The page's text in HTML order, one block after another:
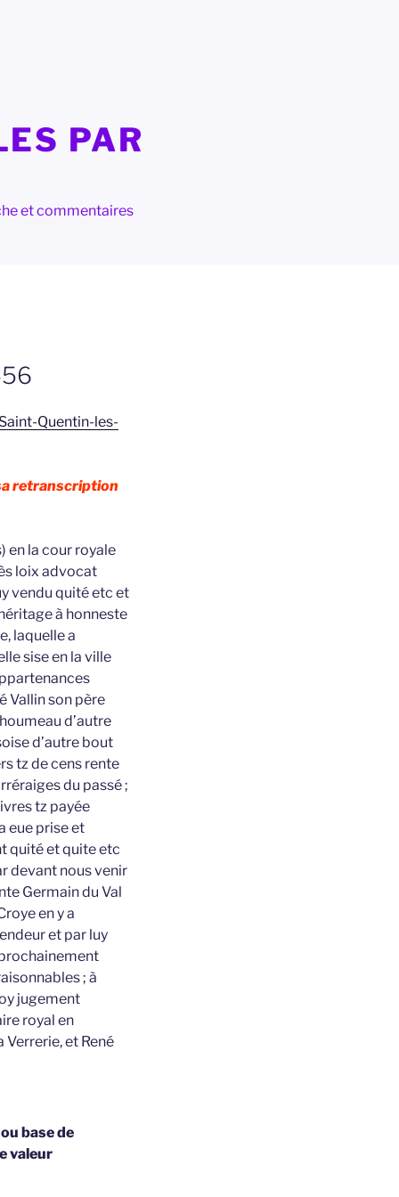
PAR
et commentaires
Quentin-les-
retranscription
en la cour royale
loix advocat
vendu quité etc et
à honneste
laquelle a
sise en la ville
Vallin son père
d’autre
d’autre bout
tz de cens rente
du passé ;
tz payée
eue prise et
quité et quite etc
devant nous venir
Germain du Val
en y a
et par luy
; à
jugement
royal en
et René
base de
valeur